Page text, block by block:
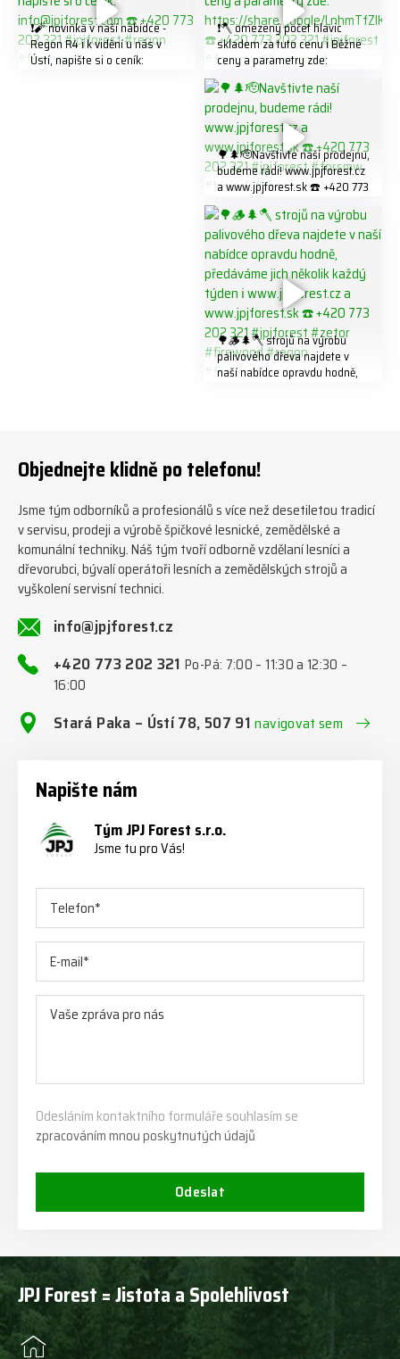
❗️🧨 novinka v naší nabídce -
Regon R4 ℹ️ k vidění u nás v
Ústí, napište si o ceník:
❗️🪓 omezený počet hlavic
skladem za tuto cenu ℹ️ Běžné
ceny a parametry zde:
https://share.google/LnhmTfZl
K8W5t7i6o ☎️ +420 773 202
321 #jpjforest #forsmw
#firewood #
🌳🌲🫡Navštivte naší prodejnu,
budeme rádi! www.jpjforest.cz
a www.jpjforest.sk ☎️ +420 773
202 321 #jpjforest #forsmw
#biojack #regon #vahvajussi
🌳🪵🌲🪓 strojů na výrobu
palivového dřeva najdete v
naší nabídce opravdu hodně,
#firewoodproduction
Objednejte klidně po telefonu!
Jsme tým odborníků a profesionálů s více než desetiletou tradicí
v servisu, prodeji a výrobě špičkové lesnické, zemědělské a
komunální techniky. Náš tým tvoří odborně vzdělaní lesníci a
dřevorubci, bývalí operátoři lesních a zemědělských strojů a
vyškolení servisní technici.
info@jpjforest.cz
+420 773 202 321Po-Pá: 7:00 – 11:30 a 12:30 –
16:00
Stará Paka – Ústí 78, 507 91navigovat sem
Napište nám
Tým JPJ Forest s.r.o.
Jsme tu pro Vás!
Odesláním kontaktního formuláře souhlasím se
zpracováním mnou poskytnutých údajů
Odeslat
JPJ Forest = Jistota a Spolehlivost